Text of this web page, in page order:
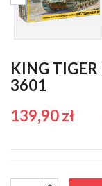
KING
3601
139,90 zł